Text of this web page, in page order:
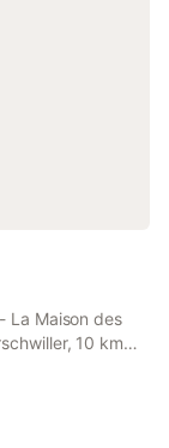
La Maison des
10 km
Colmar